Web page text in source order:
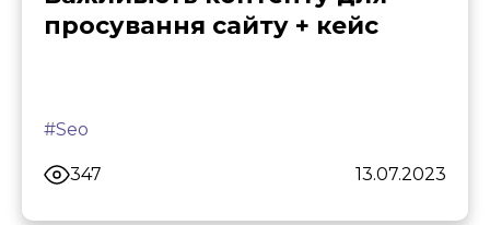
просування сайту + кейс
#Seo
347 13.07.2023